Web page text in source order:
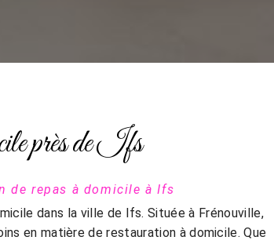
près de Ifs
de repas à domicile à Ifs
dans la ville de Ifs. Située à Frénouville,
en matière de restauration à domicile. Que